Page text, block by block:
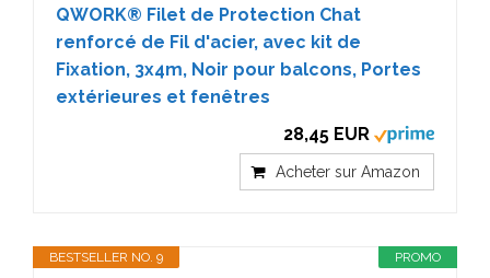
QWORK® Filet de Protection Chat
renforcé de Fil d'acier, avec kit de
Fixation, 3x4m, Noir pour balcons, Portes
extérieures et fenêtres
28,45 EUR
Acheter sur Amazon
PROMO
BESTSELLER NO. 9